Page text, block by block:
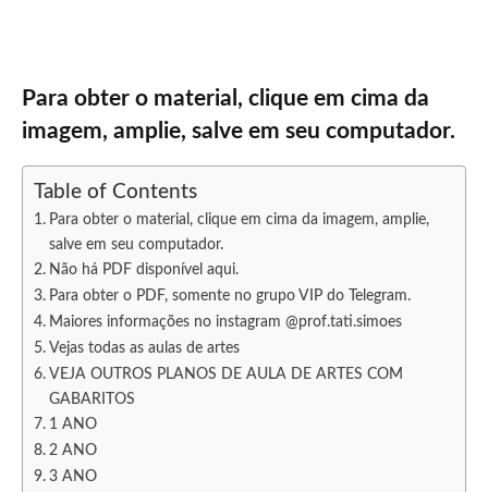
Para obter o material, clique em cima da
imagem, amplie, salve em seu computador.
Table of Contents
Para obter o material, clique em cima da imagem, amplie,
salve em seu computador.
Não há PDF disponível aqui.
Para obter o PDF, somente no grupo VIP do Telegram.
Maiores informações no instagram @prof.tati.simoes
Vejas todas as aulas de artes
VEJA OUTROS PLANOS DE AULA DE ARTES COM
GABARITOS
1 ANO
2 ANO
3 ANO